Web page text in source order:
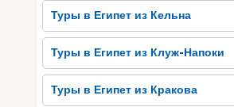
Аполлона, который датируется 1
нашей эры. Этот храм восхищает
архитектурой и расположен на
Также, для тех, кто интересуется
Туры в Египет из Кельна
Туры в Египет из Клуж-Напоки
Туры в Египет из Кракова